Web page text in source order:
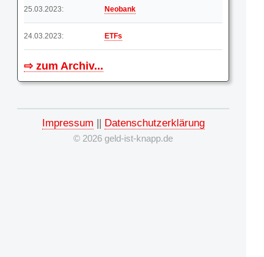
25.03.2023: Neobank
24.03.2023: ETFs
⇨ zum Archiv...
Impressum || Datenschutzerklärung
© 2026 geld-ist-knapp.de